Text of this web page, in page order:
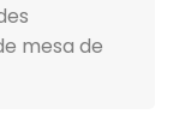
mesa de